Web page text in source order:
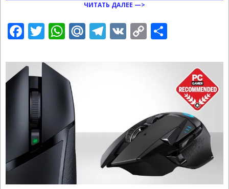
ЧИТАТЬ ДАЛЕЕ —>
Facebook
Twitter
WhatsApp
Mail.Ru
Telegram
VK Copy